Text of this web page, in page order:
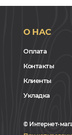
О НАС
Оплата
Контакты
Клиенты
Укладка
© Интернет-